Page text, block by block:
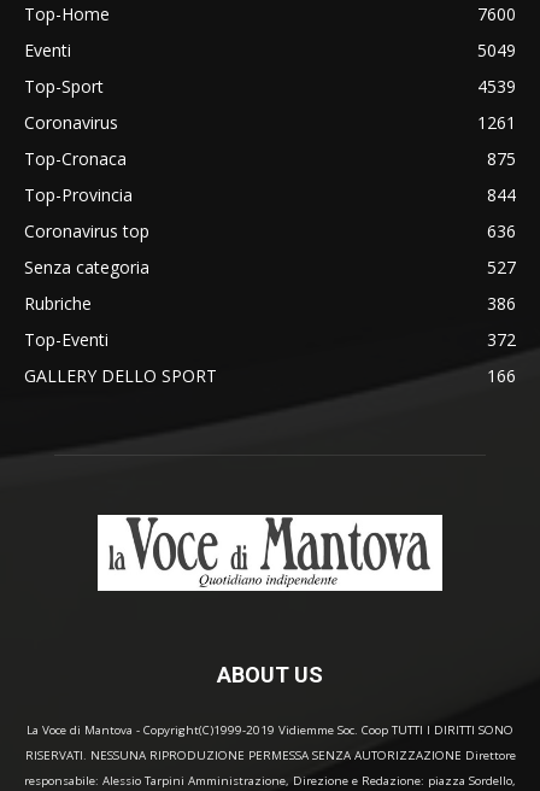
Top-Home
7600
Eventi
5049
Top-Sport
4539
Coronavirus
1261
Top-Cronaca
875
Top-Provincia
844
Coronavirus top
636
Senza categoria
527
Rubriche
386
Top-Eventi
372
GALLERY DELLO SPORT
166
ABOUT US
La Voce di Mantova - Copyright(C)1999-2019 Vidiemme Soc. Coop TUTTI I DIRITTI SONO
RISERVATI. NESSUNA RIPRODUZIONE PERMESSA SENZA AUTORIZZAZIONE Direttore
responsabile: Alessio Tarpini Amministrazione, Direzione e Redazione: piazza Sordello,